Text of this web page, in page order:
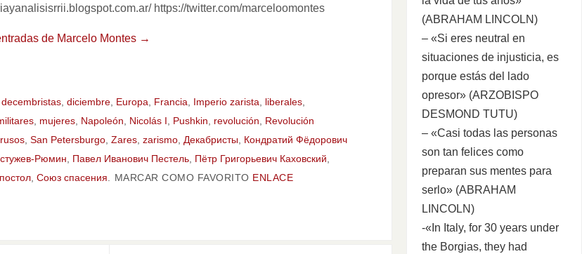
https://twitter.com/marceloomontes
de Marcelo Montes →
decembristas, diciembre, Europa, Francia, Imperio zarista, liberales,
, mujeres, Napoleón, Nicolás I , Pushkin, revolución, Revolución
rusos, San Petersburgo, Zares, zarismo, Декабристы, Кондратий Фёдорович
Рюмин, Павел Иванович Пестель, Пётр Григорьевич Каховский,
, Союз спасения. MARCAR COMO FAVORITO ENLACE
(ABRAHAM LINCOLN)
– «Si eres neutral en
situaciones de injusticia, es
porque estás del lado
opresor» (ARZOBISPO
DESMOND TUTU)
– «Casi todas las personas
son tan felices como
preparan sus mentes para
serlo» (ABRAHAM
LINCOLN)
-«In Italy, for 30 years under
the Borgias, they had